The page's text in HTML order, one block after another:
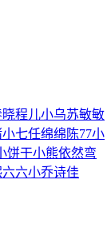
晓程儿小乌苏敏敏
小七任绵绵 陈77小
饼干小熊依然弯
六六小乔诗佳